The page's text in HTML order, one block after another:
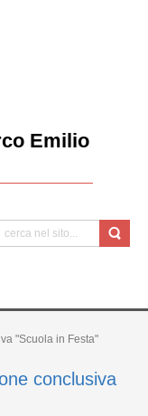
Emilio
"Scuola in Festa"
conclusiva